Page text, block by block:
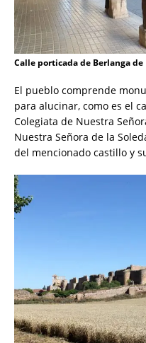
Calle porticada de Berlanga
El pueblo comprende
para alucinar, como es el
Colegiata de Nuestra
Nuestra Señora de la
del mencionado castillo y